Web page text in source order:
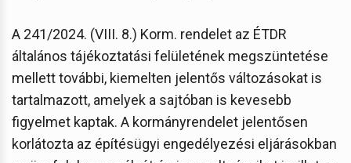
A 241/2024. (VIII. 8.) Korm. rendelet az ÉTDR
általános tájékoztatási felületének megszüntetése
mellett további, kiemelten jelentős változásokat is
tartalmazott, amelyek a sajtóban is kevesebb
figyelmet kaptak. A kormányrendelet jelentősen
korlátozta az építésügyi engedélyezési eljárásokban